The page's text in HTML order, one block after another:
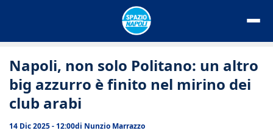
Napoli, non solo Politano: un altro
big azzurro è finito nel mirino dei
club arabi
14 Dic 2025 - 12:00di Nunzio Marrazzo